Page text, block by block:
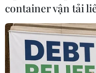
Mỹ
Trung Quốc
Theo dõi VietnamPlus
container vận tải